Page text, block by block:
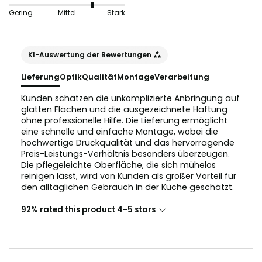
nicht geeignet, da sie die Lichtreflektion in der
Der Untergrund sollte vor dem Anbringen staub- und
Gering Mittel Stark
KI-Auswertung der Bewertungen
LieferungOptikQualitätMontageVerarbeitung
Kunden schätzen die unkomplizierte Anbringung auf
glatten Flächen und die ausgezeichnete Haftung
ohne professionelle Hilfe. Die Lieferung ermöglicht
eine schnelle und einfache Montage, wobei die
hochwertige Druckqualität und das hervorragende
Preis-Leistungs-Verhältnis besonders überzeugen.
Die pflegeleichte Oberfläche, die sich mühelos
reinigen lässt, wird von Kunden als großer Vorteil für
den alltäglichen Gebrauch in der Küche geschätzt.
92% rated this product 4-5 stars